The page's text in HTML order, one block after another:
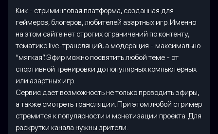
Кик - стриминговая платформа, созданная для
геймеров, блогеров, любителей азартных игр. Именно
на этом сайте нет строгих ограничений по контенту,
тематике live-трансляций, а модерация - максимально
“мягкая”. Эфир можно посвятить любой теме - от
спортивной тренировки до популярных компьютерных
или азартных игр.
Сервис дает возможность не только проводить эфиры,
а также смотреть трансляции. При этом любой стример
стремится к популярности и монетизации проекта. Для
раскрутки канала нужны зрители.